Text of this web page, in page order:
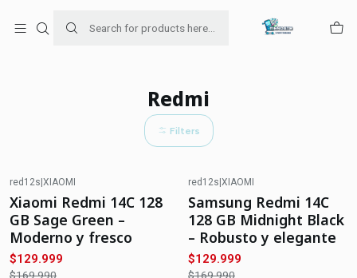
+56954787534
Redmi
Filters
OFF
red12s|XIAOMI
Xiaomi Redmi 14C 128
GB Sage Green –
Moderno y fresco
$129.999
$169.990
OFF
red12s|XIAOMI
Samsung Redmi 14C
128 GB Midnight Black
– Robusto y elegante
$129.999
$169.990